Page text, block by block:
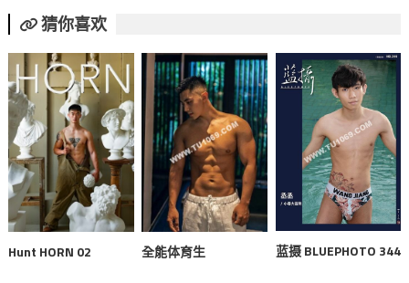
猜你喜欢
Hunt HORN 02 全能体育生 蓝摄 BLUEPHOTO 344